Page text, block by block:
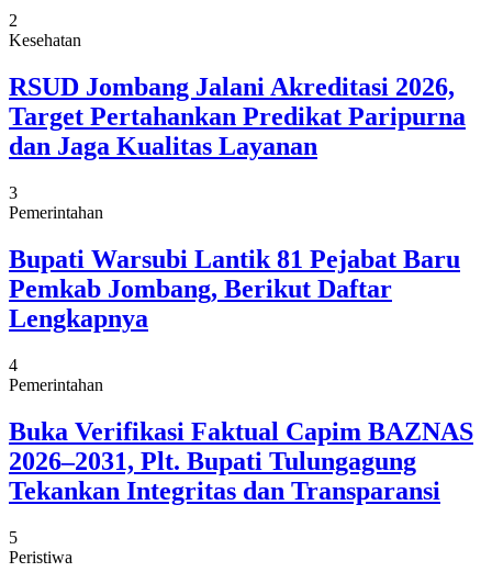
2
Kesehatan
RSUD Jombang Jalani Akreditasi 2026,
Target Pertahankan Predikat Paripurna
dan Jaga Kualitas Layanan
3
Pemerintahan
Bupati Warsubi Lantik 81 Pejabat Baru
Pemkab Jombang, Berikut Daftar
Lengkapnya
4
Pemerintahan
Buka Verifikasi Faktual Capim BAZNAS
2026–2031, Plt. Bupati Tulungagung
Tekankan Integritas dan Transparansi
5
Peristiwa